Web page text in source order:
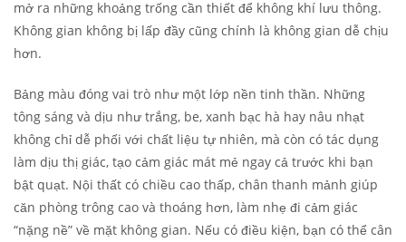
mở ra những khoảng trống cần thiết để không khí lưu thông.
Không gian không bị lấp đầy cũng chính là không gian dễ chịu
hơn.
Bảng màu đóng vai trò như một lớp nền tinh thần. Những
tông sáng và dịu như trắng, be, xanh bạc hà hay nâu nhạt
không chỉ dễ phối với chất liệu tự nhiên, mà còn có tác dụng
làm dịu thị giác, tạo cảm giác mát mẻ ngay cả trước khi bạn
bật quạt. Nội thất có chiều cao thấp, chân thanh mảnh giúp
căn phòng trông cao và thoáng hơn, làm nhẹ đi cảm giác
“nặng nề” về mặt không gian. Nếu có điều kiện, bạn có thể cân